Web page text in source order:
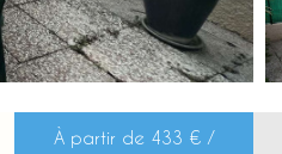
À partir de 433 € /